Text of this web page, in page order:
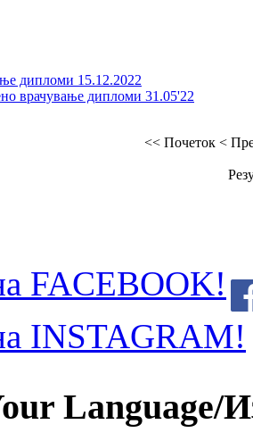
дипломи 15.12.2022
врачување дипломи 31.05'22
<< Почеток <
FACEBOOK!
INSTAGRAM!
Language/